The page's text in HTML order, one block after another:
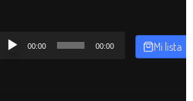
Reproductor
00:00 00:00 Mi lista